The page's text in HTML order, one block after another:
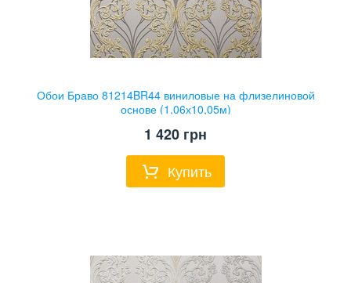
Обои Браво 81214BR44 виниловые на флизелиновой
основе (1,06х10,05м)
1 420 грн
Купить